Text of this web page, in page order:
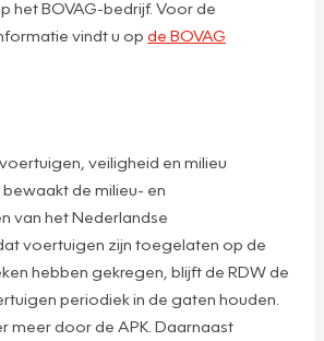
het BOVAG-bedrijf. Voor de
vindt u op de BOVAG
veiligheid en milieu
de milieu- en
van het Nederlandse
voertuigen zijn toegelaten op de
hebben gekregen, blijft de RDW de
periodiek in de gaten houden.
meer door de APK. Daarnaast